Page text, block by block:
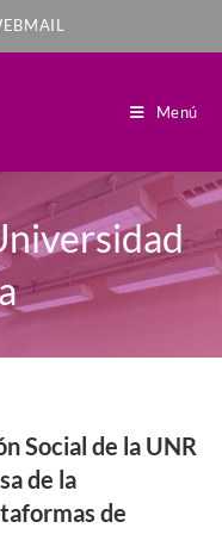
Menú
Social de la UNR
de la
de